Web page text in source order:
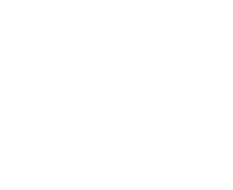
au 067689532.